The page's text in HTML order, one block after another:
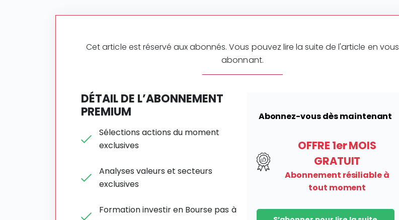
Cet article est réservé aux abonnés. Vous pouvez lire la suite de l'article en vous
abonnant.
DÉTAIL DE L’ABONNEMENT
PREMIUM
Sélections actions du moment
exclusives
Analyses valeurs et secteurs
exclusives
Formation investir en Bourse pas à
Abonnez-vous dès maintenant
OFFRE 1er MOIS
GRATUIT
Abonnement résiliable à
tout moment